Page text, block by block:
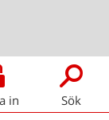
in Sök